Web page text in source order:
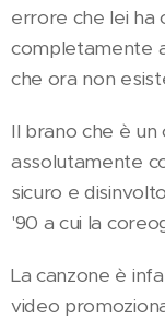
errore che lei ha
completamente
che ora non
Il brano che è
assolutamente
sicuro e
'90 a cui la
La canzone è
video